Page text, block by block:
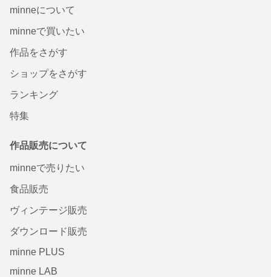
minneについて
minneで買いたい
作品をさがす
ショップをさがす
ランキング
特集
作品販売について
minneで売りたい
食品販売
ヴィンテージ販売
ダウンロード販売
minne PLUS
minne LAB